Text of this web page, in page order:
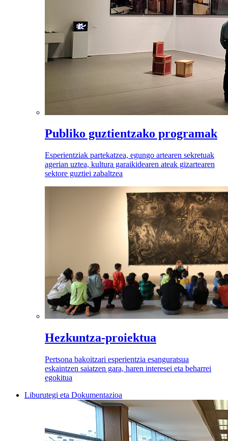
Publiko guztientzako programak
Esperientziak partekatzea, egungo artearen sekretuak
agerian uztea, kultura garaikidearen ateak gizartearen
sektore guztiei zabaltzea
Hezkuntza-proiektua
Pertsona bakoitzari esperientzia esanguratsua
eskaintzen saiatzen gara, haren interesei eta beharrei
egokitua
Liburutegi eta Dokumentazioa